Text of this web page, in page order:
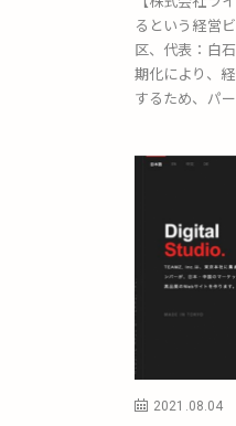
るという経営
区、代表：白
期化により、
するため、パ
2021.08.04